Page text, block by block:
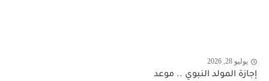
يوليو 28, 2026
إجازة المولد النبوي .. موعد